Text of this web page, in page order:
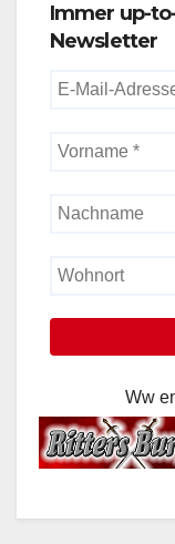
Immer up-
Newsletter
Ww